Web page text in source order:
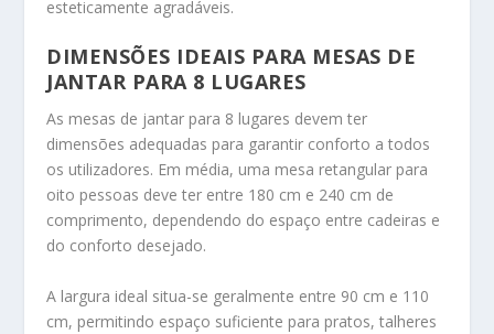
esteticamente agradáveis.
DIMENSÕES IDEAIS PARA MESAS DE
JANTAR PARA 8 LUGARES
As mesas de jantar para 8 lugares devem ter
dimensões adequadas para garantir conforto a todos
os utilizadores. Em média, uma mesa retangular para
oito pessoas deve ter entre 180 cm e 240 cm de
comprimento, dependendo do espaço entre cadeiras e
do conforto desejado.
A largura ideal situa-se geralmente entre 90 cm e 110
cm, permitindo espaço suficiente para pratos, talheres